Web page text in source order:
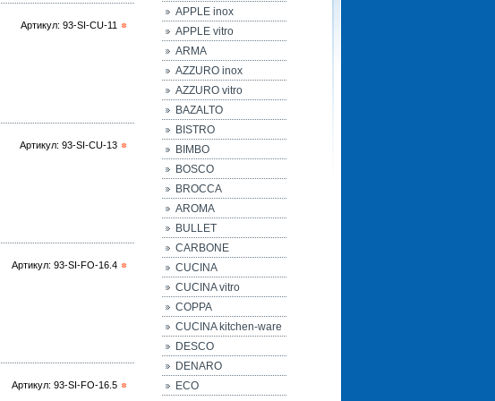
Артикул: 93-SI-CU-11
Артикул: 93-SI-CU-13
Артикул: 93-SI-FO-16.4
Артикул: 93-SI-FO-16.5
APPLE inox
APPLE vitro
ARMA
AZZURO inox
AZZURO vitro
BAZALTO
BISTRO
BIMBO
BOSCO
BROCCA
AROMA
BULLET
CARBONE
CUCINA
CUCINA vitro
COPPA
CUCINA kitchen-ware
DESCO
DENARO
ECO